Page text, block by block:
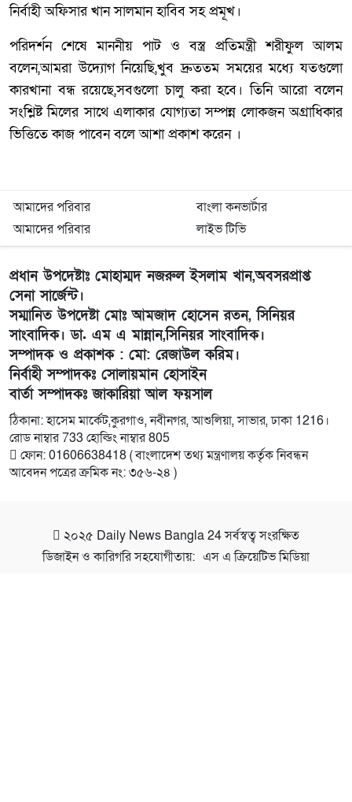
নির্বাহী অফিসার খান সালমান হাবিব সহ প্রমূখ।
পরিদর্শন শেষে মাননীয় পাট ও বস্ত্র প্রতিমন্ত্রী শরীফুল আলম
বলেন,আমরা উদ্যোগ নিয়েছি,খুব দ্রুততম সময়ের মধ্যে যতগুলো
কারখানা বন্ধ রয়েছে,সবগুলো চালু করা হবে। তিনি আরো বলেন
সংশ্লিষ্ট মিলের সাথে এলাকার যোগ্যতা সম্পন্ন লোকজন অগ্রাধিকার
ভিত্তিতে কাজ পাবেন বলে আশা প্রকাশ করেন ।
আমাদের পরিবার
বাংলা কনভার্টার
আমাদের পরিবার
লাইভ টিভি
প্রধান উপদেষ্টাঃ মোহাম্মদ নজরুল ইসলাম খান,অবসরপ্রাপ্ত
সেনা সার্জেন্ট।
সম্মানিত উপদেষ্টা মোঃ আমজাদ হোসেন রতন, সিনিয়র
সাংবাদিক। ডা. এম এ মান্নান,সিনিয়র সাংবাদিক।
সম্পাদক ও প্রকাশক : মো: রেজাউল করিম।
নির্বাহী সম্পাদকঃ সোলায়মান হোসাইন
বার্তা সম্পাদকঃ জাকারিয়া আল ফয়সাল
ঠিকানা: হাসেম মার্কেট,কুরগাও, নবীনগর, আশুলিয়া, সাভার, ঢাকা 1216।
রোড নাম্বার 733 হোল্ডিং নাম্বার 805
ফোন: 01606638418 ( বাংলাদেশ তথ্য মন্ত্রণালয় কর্তৃক নিবন্ধন
আবেদন পত্রের ক্রমিক নং: ৩৫৬-২৪ )
২০২৫ Daily News Bangla 24সর্বস্বত্ব সংরক্ষিত
ডিজাইন ও কারিগরি সহযোগীতায়: এস এ ক্রিয়েটিভ মিডিয়া